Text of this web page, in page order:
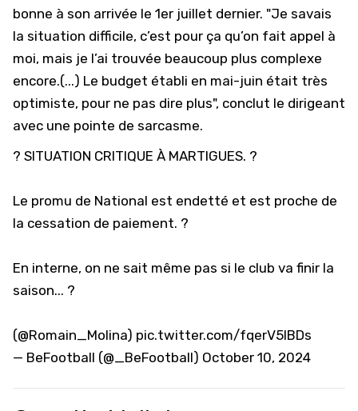
bonne à son arrivée le 1er juillet dernier. "Je savais
la situation difficile, c’est pour ça qu’on fait appel à
moi, mais je l’ai trouvée beaucoup plus complexe
encore.(...) Le budget établi en mai-juin était très
optimiste, pour ne pas dire plus", conclut le dirigeant
avec une pointe de sarcasme.
? SITUATION CRITIQUE À MARTIGUES. ?
Le promu de National est endetté et est proche de
la cessation de paiement. ?
En interne, on ne sait même pas si le club va finir la
saison... ?
(@Romain_Molina) pic.twitter.com/fqerV5IBDs
— BeFootball (@_BeFootball) October 10, 2024